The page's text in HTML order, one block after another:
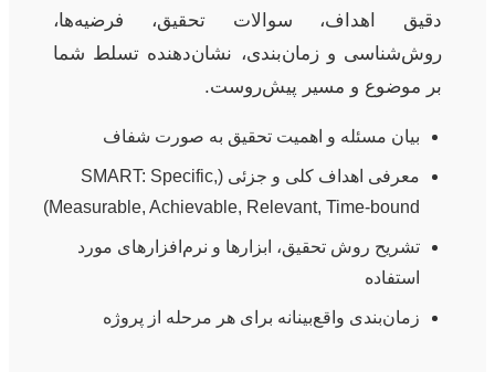
دقیق اهداف، سوالات تحقیق، فرضیه‌ها،
روش‌شناسی و زمان‌بندی، نشان‌دهنده تسلط شما
بر موضوع و مسیر پیش‌روست.
بیان مسئله و اهمیت تحقیق به صورت شفاف
معرفی اهداف کلی و جزئی (SMART: Specific,
Measurable, Achievable, Relevant, Time-bound)
تشریح روش تحقیق، ابزارها و نرم‌افزارهای مورد
استفاده
زمان‌بندی واقع‌بینانه برای هر مرحله از پروژه